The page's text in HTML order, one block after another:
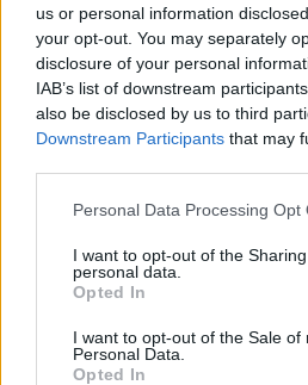
us or personal information
your opt-out. You may separately
disclosure of your personal
IAB’s list of downstream
also be disclosed by us to third
Downstream Participants that may
Personal Data Processing Opt
I want to opt-out of the
personal data.
Opted In
I want to opt-out of the Sale of
Personal Data.
Opted In
12:18
Új sportággal ismerkedhet meg
nemzetközi diszkgolf-
11:29
Stabil védekezés és
10:36
21:58
Nagy pofonba szaladt belé a
kikapott a Győr és a Loki is
20:17